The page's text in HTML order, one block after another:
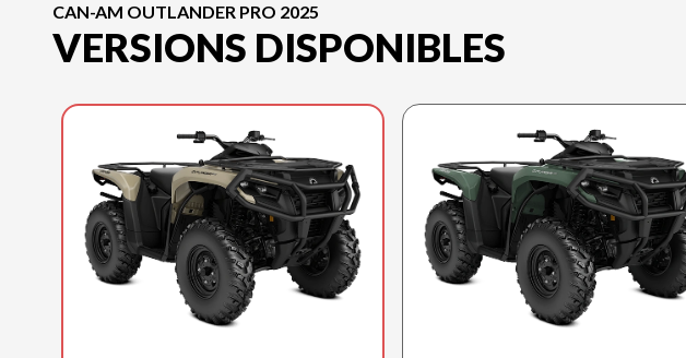
CAN-AM OUTLANDER PRO 2025
VERSIONS DISPONIBLES